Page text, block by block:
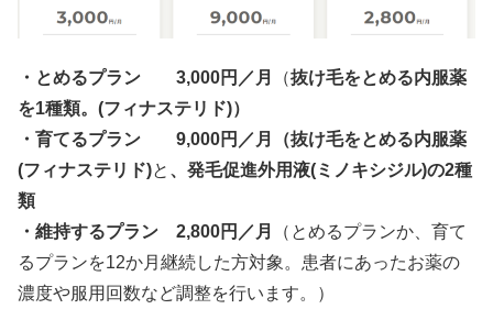
・とめるプラン 3,000円／月 （抜け毛をとめる内服薬
を1種類。(フィナステリド)）
・育てるプラン 9,000円／月（抜け毛をとめる内服薬
(フィナステリド)と 、発毛促進外用液(ミノキシジル)の2種
類
・維持するプラン 2,800円／月
（とめるプランか、育て
るプランを12か月継続した方対象。患者にあったお薬の
濃度や服用回数など調整を行います。）